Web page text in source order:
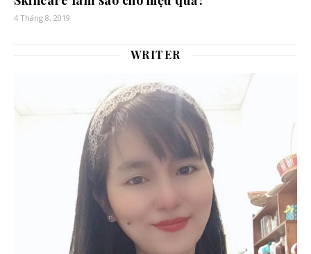
4 Tháng 8, 2019
WRITER